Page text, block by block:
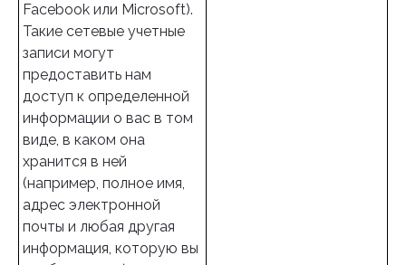
Facebook или Microsoft).
Такие сетевые учетные
записи могут
предоставить нам
доступ к определенной
информации о вас в том
виде, в каком она
хранится в ней
(например, полное имя,
адрес электронной
почты и любая другая
информация, которую вы